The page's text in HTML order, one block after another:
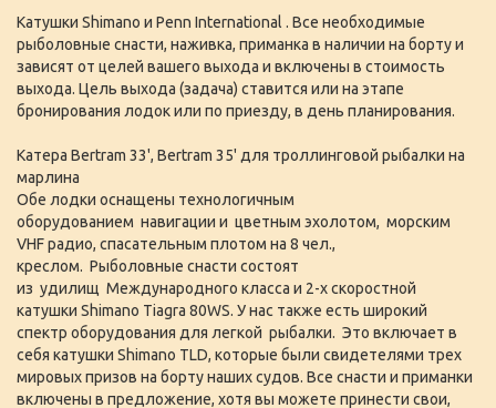
Катушки Shimano и Penn International . Все необходимые
рыболовные снасти, наживка, приманка в наличии на борту и
зависят от целей вашего выхода и включены в стоимость
выхода. Цель выхода (задача) ставится или на этапе
бронирования лодок или по приезду, в день планирования.
Катера Bertram 33', Bertram 35' для троллинговой рыбалки на
марлина
Обе лодки оснащены технологичным
оборудованием навигации и цветным эхолотом, морским
VHF радио, спасательным плотом на 8 чел.,
креслом. Рыболовные снасти состоят
из удилищ Международного класса и 2-х скоростной
катушки Shimano Tiagra 80WS. У нас также есть широкий
спектр оборудования для легкой рыбалки. Это включает в
себя катушки Shimano TLD, которые были свидетелями трех
мировых призов на борту наших судов. Все снасти и приманки
включены в предложение, хотя вы можете принести свои,